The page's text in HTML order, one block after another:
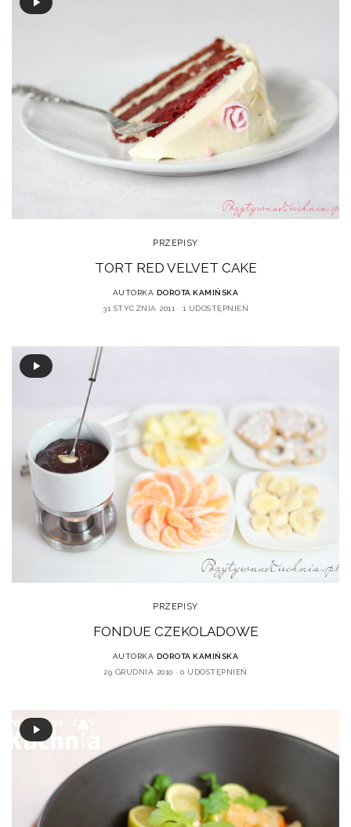
PRZEPISY
TORT RED VELVET CAKE
AUTORKA DOROTA KAMIŃSKA
31 STYCZNIA 2011
1 UDOSTĘPNIEŃ
PRZEPISY
FONDUE CZEKOLADOWE
AUTORKA DOROTA KAMIŃSKA
29 GRUDNIA 2010
0 UDOSTĘPNIEŃ